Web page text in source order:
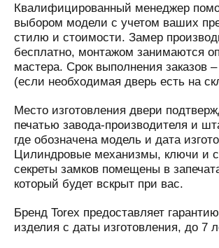
Квалифицированный менеджер
выбором модели с учетом ваших
стилю и стоимости. Замер
бесплатно, монтажом занимаются
мастера. Срок выполнения заказов
(если необходимая дверь есть на
Место изготовления двери
печатью завода-производителя и
где обозначена модель и дата
Цилиндровые механизмы, ключи и
секреты замков помещены в
который будет вскрыт при вас.
Бренд Torex предоставляет
изделия с даты изготовления, до 7